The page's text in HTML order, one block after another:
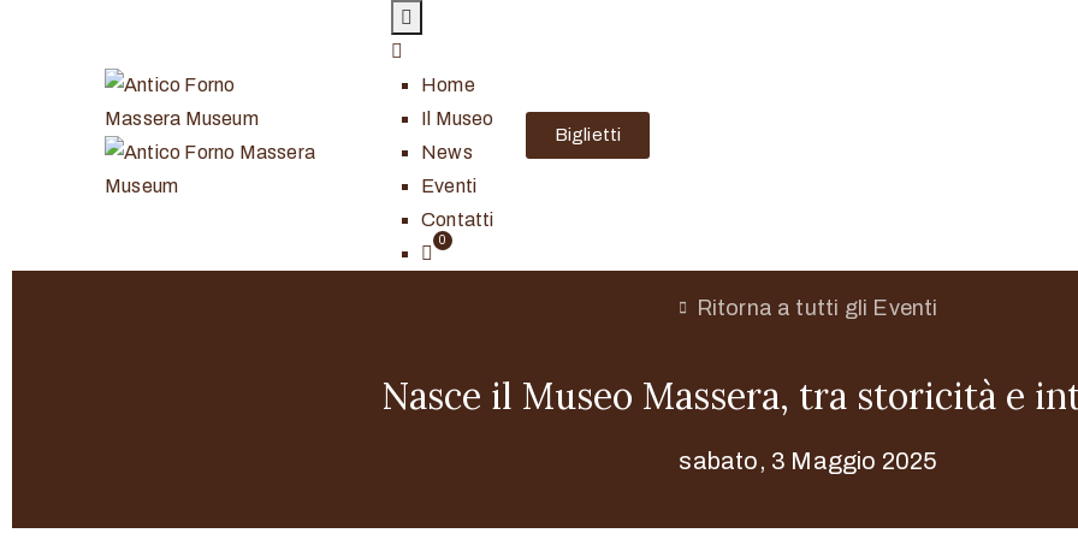
Home
Il Museo
News
Eventi
Contatti
Biglietti
Ritorna a tutti gli Eventi
Nasce il Museo Massera, tra storicità e
sabato, 3 Maggio 2025